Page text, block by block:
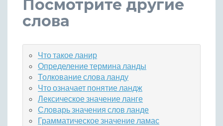
Посмотрите другие
слова
Что такое ланир
Определение термина ланды
Толкование слова ланду
Что означает понятие ландж
Лексическое значение ланге
Словарь значения слов ланде
Грамматическое значение ламас